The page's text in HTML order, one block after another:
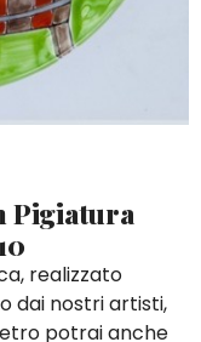
Pigiatura
realizzato
dai nostri artisti,
potrai anche